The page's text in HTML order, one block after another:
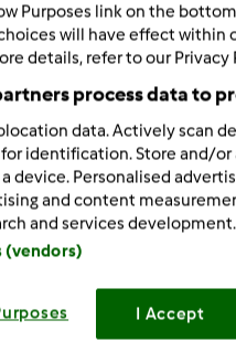
Ingredienti
più quello per condire
pancetta affumicata a
bianco
passata di pomodoro,salsa
più un cucchiaino per
pasta tipo casarecce
grana gatuggiato
Purposes link on the
will have effect within
details, refer to our Privacy
process data to
data. Actively scan
identification. Store and/or
device. Personalised
and content
and services development.
(vendors)
I Accept